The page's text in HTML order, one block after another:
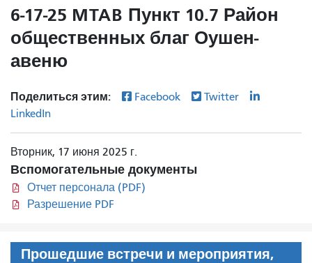
6-17-25 MTAB Пункт 10.7 Район
общественных благ Оушен-
авеню
Поделиться этим: Facebook
Twitter
LinkedIn
Вторник, 17 июня 2025 г.
Вспомогательные документы
Отчет персонала (PDF)
Разрешение PDF
Прошедшие встречи и мероприятия,